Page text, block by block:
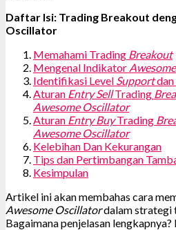
Daftar Isi: Trading Breakout
Oscillator
Memahami Trading Breakout
Mengenal Indikator
Identifikasi Level Supportdan
Aturan Entry SellTrading
Awesome Oscillator
Aturan Entry BuyTrading
Awesome Oscillator
Kelebihan Dan Kekurangan
Tips dan Pertimbangan
Kesimpulan
Artikel ini akan membahas cara
Awesome Oscillatordalam strategi
Bagaimana penjelasan